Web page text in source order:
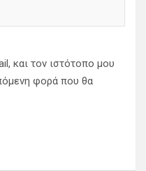
και τον ιστότοπο μου
φορά που θα